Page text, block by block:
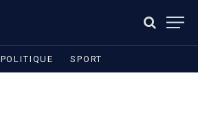
POLITIQUE SPORT